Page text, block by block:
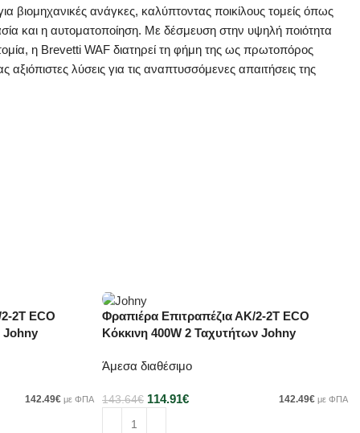
βιομηχανικές ανάγκες, καλύπτοντας ποικίλους τομείς όπως
και η αυτοματοποίηση. Με δέσμευση στην υψηλή ποιότητα
η Brevetti WAF διατηρεί τη φήμη της ως πρωτοπόρος
λύσεις για τις αναπτυσσόμενες απαιτήσεις της
2Τ ECO
Johny
142.49€ με ΦΠΑ
-20%
Φραπιέρα Επιτραπέζια ΑΚ/2-2Τ ECO
Κόκκινη 400W 2 Ταχυτήτων Johny
Άμεσα διαθέσιμο
143.64€ 114.91€ 142.49€ με ΦΠΑ